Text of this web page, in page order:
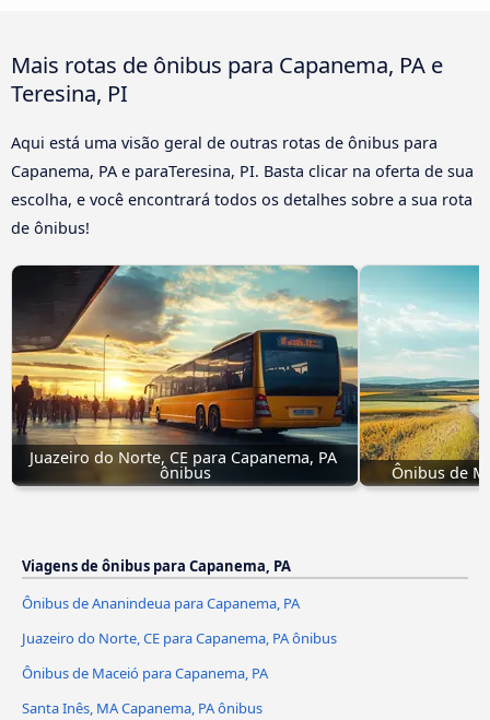
Mais rotas de ônibus para Capanema, PA e
Teresina, PI
Aqui está uma visão geral de outras rotas de ônibus para
Capanema, PA e paraTeresina, PI. Basta clicar na oferta de sua
escolha, e você encontrará todos os detalhes sobre a sua rota
de ônibus!
Juazeiro do Norte, CE para Capanema, PA
ônibus Ônibus de
Viagens de ônibus para Capanema, PA
Ônibus de Ananindeua para Capanema, PA
Juazeiro do Norte, CE para Capanema, PA ônibus
Ônibus de Maceió para Capanema, PA
Santa Inês, MA Capanema, PA ônibus